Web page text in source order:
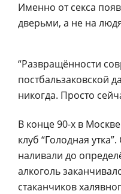
Именно от секса
дверьми, а не на
“Развращённости
постбальзаковской
никогда. Просто
В конце 90-х в
клуб “Голодная
наливали до
алкоголь
стаканчиков